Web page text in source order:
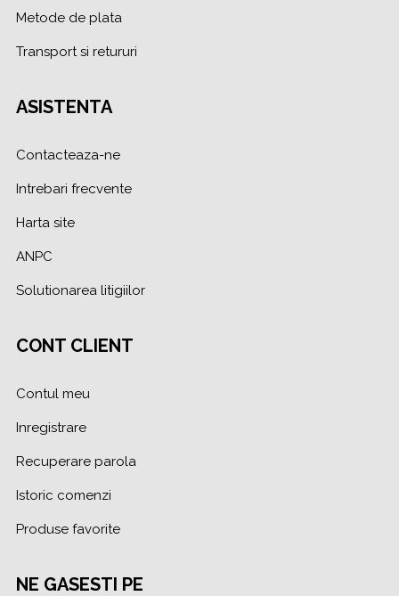
Metode de plata
Transport si retururi
ASISTENTA
Contacteaza-ne
Intrebari frecvente
Harta site
ANPC
Solutionarea litigiilor
CONT CLIENT
Contul meu
Inregistrare
Recuperare parola
Istoric comenzi
Produse favorite
NE GASESTI PE